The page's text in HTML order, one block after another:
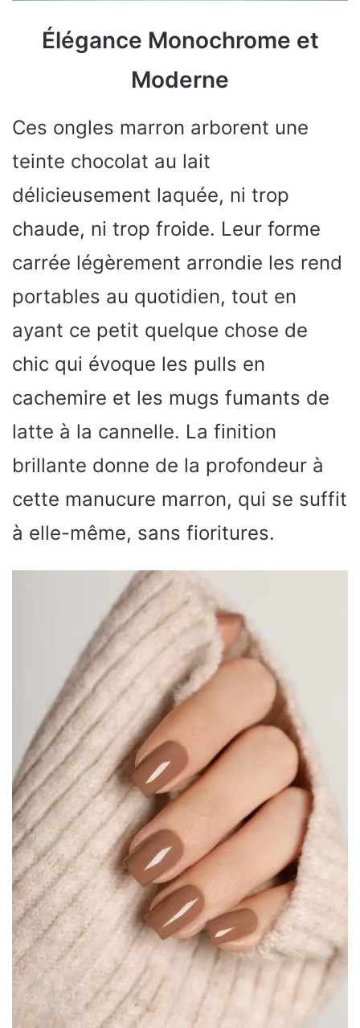
Élégance Monochrome et
Moderne
Ces ongles marron arborent une
teinte chocolat au lait
délicieusement laquée, ni trop
chaude, ni trop froide. Leur forme
carrée légèrement arrondie les rend
portables au quotidien, tout en
ayant ce petit quelque chose de
chic qui évoque les pulls en
cachemire et les mugs fumants de
latte à la cannelle. La finition
brillante donne de la profondeur à
cette manucure marron, qui se suffit
à elle-même, sans fioritures.